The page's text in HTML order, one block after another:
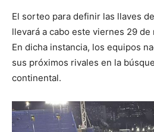
El sorteo para definir las llaves
llevará a cabo este viernes 29 de
En dicha instancia, los equipos
sus próximos rivales en la
continental.